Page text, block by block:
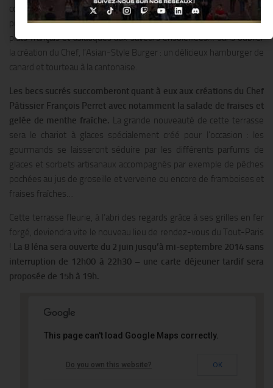
comblera les petites et les grandes faims :salades légères et
printanières comme la Salade de crabe au pamplemousse rose,
plats français et asiatiques aux saveurs ensoleillées… sans oublier
la création du Chef, l’Asian-Style Burger : un délicieux hamburger de
canard et tourteau à la cantonaise.
Les becs sucrés succomberont quant à eux aux créations du Chef
Pâtissier François Perret avec notamment la salade de fraises et
gelée de menthe fraîche. La grande nouveauté de cette terrasse
sera le chariot à glaces spécialement créé pour l’occasion : les
gourmands se laisseront séduire par les différents parfums de
glaces et sorbets artisanaux accompagnés par exemple de pêches
pochées au jus de groseille et verveine ou encore de framboises et
fraises fraîches…
Cette terrasse fleurie, à l’abri des regards grâce à ses grilles en fer
forgé, deviendra vite le nouveau lieu de rendez-vous du Tout-Paris
La 8 Iéna sera ouverte du 2 juin jusqu’à mi-septembre 2014 sans
interruption de 12h00 à 22h30 – une carte déjeuner tardif sera
proposée de 15h à 19h.
This page can't load Google Maps correctly.
Do you own this website? OK